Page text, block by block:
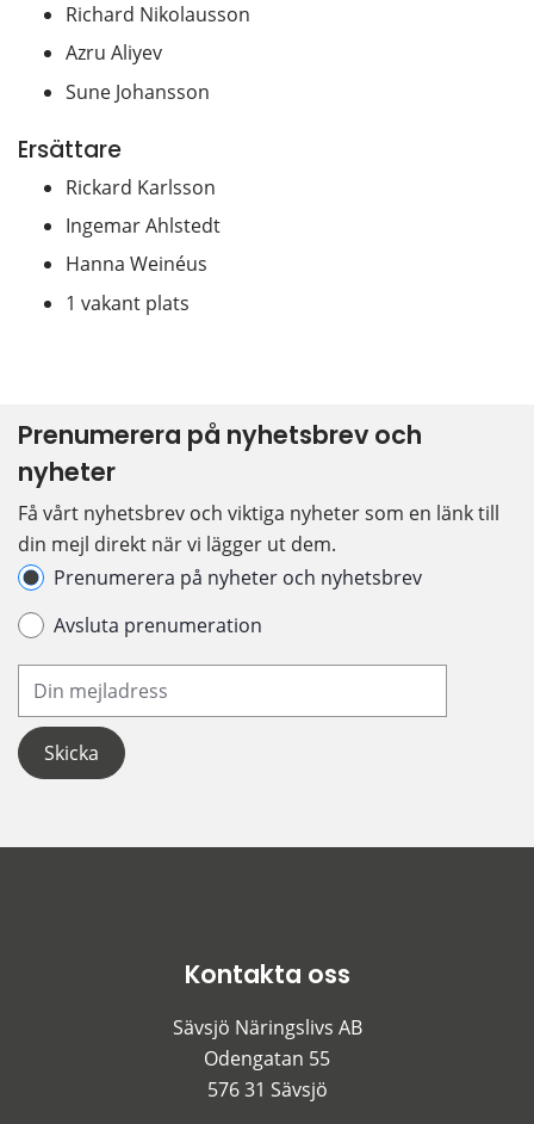
Richard Nikolausson
Azru Aliyev
Sune Johansson
Ersättare
Rickard Karlsson
Ingemar Ahlstedt
Hanna Weinéus
1 vakant plats
Prenumerera på nyhetsbrev och
nyheter
Få vårt nyhetsbrev och viktiga nyheter som en länk till
din mejl direkt när vi lägger ut dem.
Hantera prenumeration
Prenumerera på nyheter och nyhetsbrev
Avsluta prenumeration
Din e-postadress
Kontakta oss
Sävsjö Näringslivs AB
Odengatan 55
576 31 Sävsjö